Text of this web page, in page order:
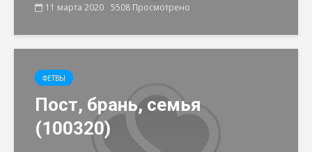
11 марта 2020 5508 Просмотрено
ФЕТВЫ
Пост, брань, семья
(100320)